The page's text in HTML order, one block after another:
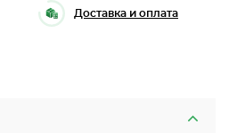
Доставка и оплата